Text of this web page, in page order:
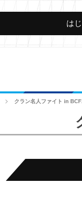
は
クラン名人ファイト in